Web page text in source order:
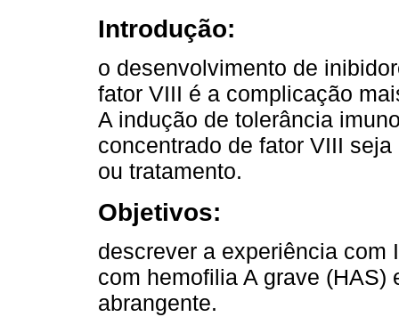
Introdução:
o desenvolvimento de
fator VIII é a complicação
A indução de tolerância
concentrado de fator VIII
ou tratamento.
Objetivos:
descrever a experiência com
com hemofilia A grave
abrangente.